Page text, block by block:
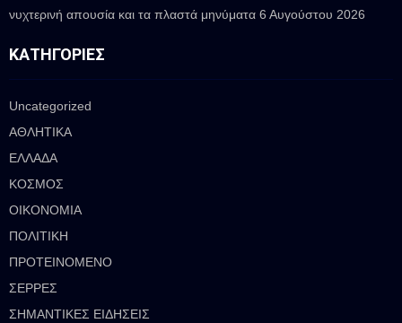
νυχτερινή απουσία και τα πλαστά μηνύματα 6 Αυγούστου 2026
ΚΑΤΗΓΟΡΊΕΣ
Uncategorized
ΑΘΛΗΤΙΚΑ
ΕΛΛΑΔΑ
ΚΟΣΜΟΣ
ΟΙΚΟΝΟΜΙΑ
ΠΟΛΙΤΙΚΗ
ΠΡΟΤΕΙΝΟΜΕΝΟ
ΣΕΡΡΕΣ
ΣΗΜΑΝΤΙΚΕΣ ΕΙΔΗΣΕΙΣ